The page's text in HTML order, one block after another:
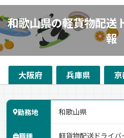
和歌山県の軽貨物配送
報
大阪府 兵庫県
勤務地
職種